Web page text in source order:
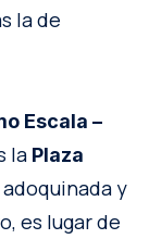
la de
Escala –
la Plaza
y
es lugar de